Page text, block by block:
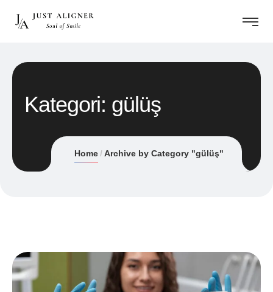
Kategori: gülüş
Home Archive by Category "gülüş"